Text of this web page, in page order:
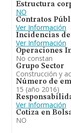
Estructura
NO
Contratos
Ver Información
Incidencias
Ver Información
Operaciones
No constan
Grupo Sector
Construcción y
Número de
15 (año 2016)
Ver Información
Cotiza en
NO